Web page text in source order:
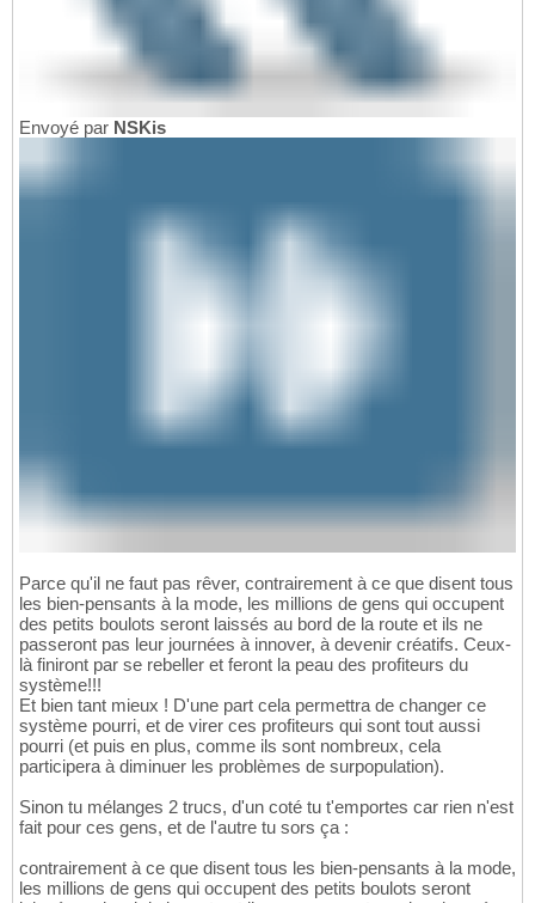
Envoyé par NSKis
Parce qu'il ne faut pas rêver, contrairement à ce que disent tous
les bien-pensants à la mode, les millions de gens qui occupent
des petits boulots seront laissés au bord de la route et ils ne
passeront pas leur journées à innover, à devenir créatifs. Ceux-
là finiront par se rebeller et feront la peau des profiteurs du
système!!!
Et bien tant mieux ! D'une part cela permettra de changer ce
système pourri, et de virer ces profiteurs qui sont tout aussi
pourri (et puis en plus, comme ils sont nombreux, cela
participera à diminuer les problèmes de surpopulation).
Sinon tu mélanges 2 trucs, d'un coté tu t'emportes car rien n'est
fait pour ces gens, et de l'autre tu sors ça :
contrairement à ce que disent tous les bien-pensants à la mode,
les millions de gens qui occupent des petits boulots seront